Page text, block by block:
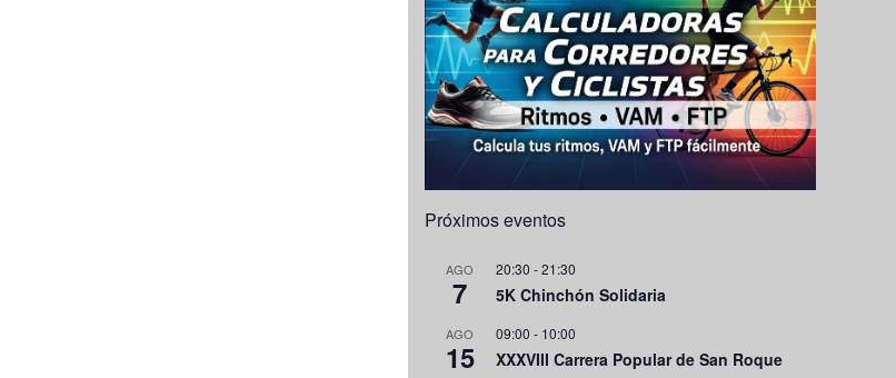
Próximos eventos
AGO
7
20:30 -21:30
5K Chinchón Solidaria
AGO
15
09:00 - 10:00
XXXVIII Carrera Popular de San Roque